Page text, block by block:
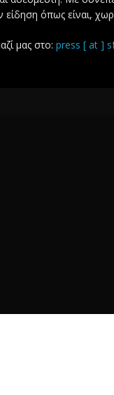
όπως είναι,
μας στο: press [ at ]